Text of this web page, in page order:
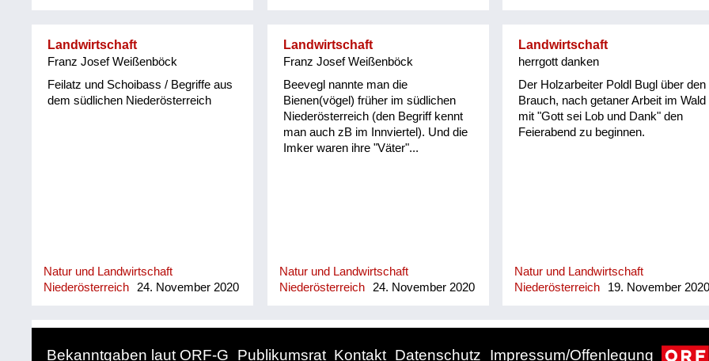
Landwirtschaft
Franz Josef Weißenböck
Feilatz und Schoibass / Begriffe aus
dem südlichen Niederösterreich
Natur und Landwirtschaft
Niederösterreich
24. November 2020
Landwirtschaft
Franz Josef Weißenböck
Beevegl nannte man die
Bienen(vögel) früher im südlichen
Niederösterreich (den Begriff kennt
man auch zB im Innviertel). Und die
Imker waren ihre "Väter"...
Natur und Landwirtschaft
Niederösterreich
24. November 2020
Landwirtschaft
herrgott danken
Der Holzarbeiter Poldl Bugl über den
Brauch, nach getaner Arbeit im Wald
mit "Gott sei Lob und Dank" den
Feierabend zu beginnen.
Natur und Landwirtschaft
Niederösterreich
19. November
Bekanntgaben laut ORF-G Publikumsrat Kontakt Datenschutz Impressum/Offenlegung